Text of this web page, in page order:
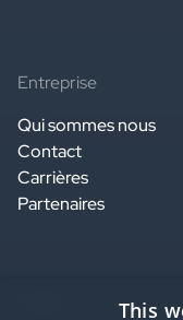
Entreprise
Qui sommes nous
Contact
Carrières
Partenaires
This